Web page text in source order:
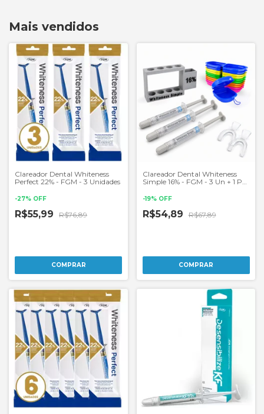
Mais vendidos
Clareador Dental Whiteness
Perfect 22% - FGM - 3 Unidades
-27% OFF
R$55,99 R$76,89
Clareador Dental Whiteness
Simple 16% - FGM - 3 Un + 1 Par
-19% OFF
R$54,89 R$67,89